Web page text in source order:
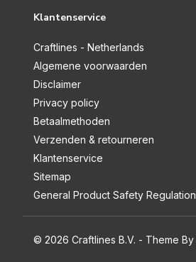
Klantenservice
Craftlines - Netherlands
Algemene voorwaarden
Disclaimer
Privacy policy
Betaalmethoden
Verzenden & retourneren
Klantenservice
Sitemap
General Product Safety Regulation
© 2026 Craftlines B.V. - Theme By